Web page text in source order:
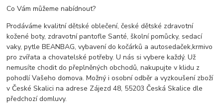
Co Vám můžeme nabídnout?
Prodáváme kvalitní dětské oblečení, české dětské zdravotní
kožené boty, zdravotní pantofle Santé, školní pomůcky, sedací
vaky, pytle BEANBAG, vybavení do kočárků a autosedaček,krmivo
pro zvířata a chovatelské potřeby. U nás si vybere každý. Už
nemusíte chodit do přeplněných obchodů, nakupujte v klidu z
pohodlí Vašeho domova. Možný i osobní odběr a vyzkoušení zboží
v České Skalici na adrese Zájezd 48, 55203 Česká Skalice dle
předchozí domluvy.